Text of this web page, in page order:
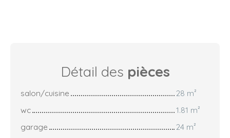
Détail des pièces
salon/cuisine
28 m²
wc
1.81 m²
garage
24 m²